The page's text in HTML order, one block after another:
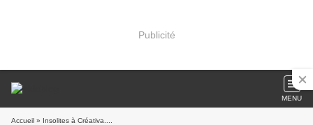
Publicité
MENU
Accueil » Insolites à Créativa....